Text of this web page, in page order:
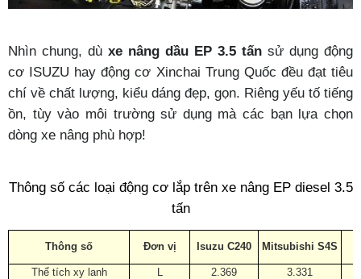
Nhìn chung, dù xe nâng dầu EP 3.5 tấn sử dụng động
cơ ISUZU hay động cơ Xinchai Trung Quốc đều đạt tiêu
chí về chất lượng, kiểu dáng đẹp, gọn. Riêng yếu tố tiếng
ồn, tùy vào môi trường sử dụng mà các bạn lựa chọn
dòng xe nâng phù hợp!
Thông số các loại động cơ lắp trên xe nâng EP diesel 3.5
tấn
Thông số Đơn vị Isuzu C240 Mitsubishi S4S
Thể tích xy lanh
L 2.369 3.331